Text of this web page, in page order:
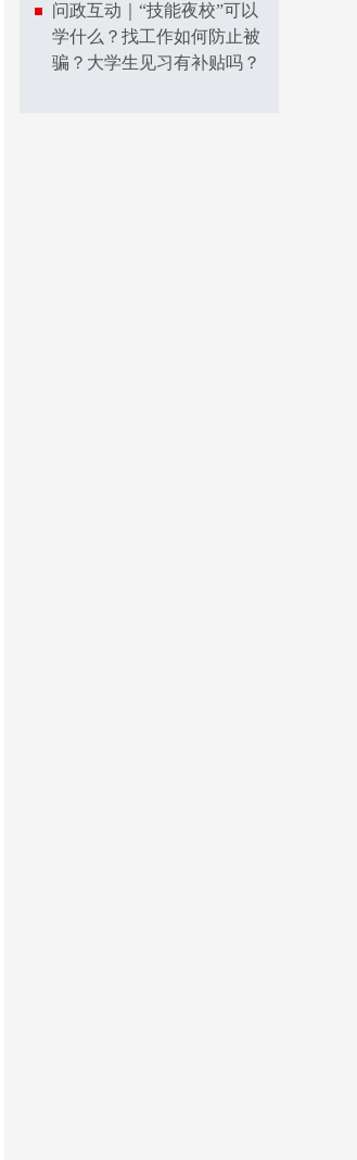
问政互动｜“技能夜校”可以
学什么？找工作如何防止被
骗？大学生见习有补贴吗？